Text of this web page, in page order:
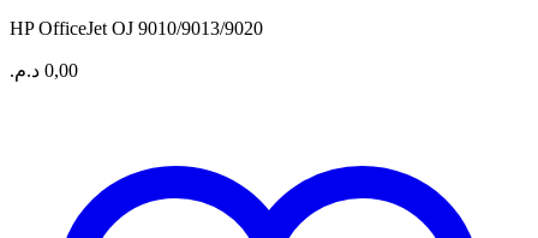
HP OfficeJet OJ 9010/9013/9020
0,00 د.م.